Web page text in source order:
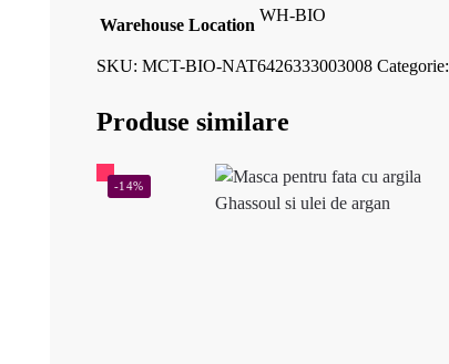
Warehouse Location
WH-BIO
SKU: MCT-BIO-NAT6426333003008 Categorie:
Produse similare
-14%